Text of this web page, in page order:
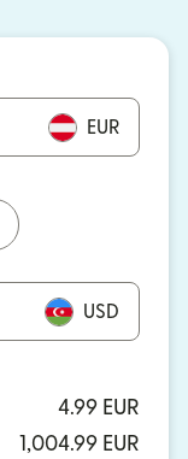
EUR
USD
4.99 EUR
1,004.99 EUR